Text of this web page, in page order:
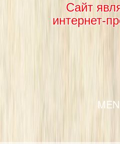
Сайт
интернет-